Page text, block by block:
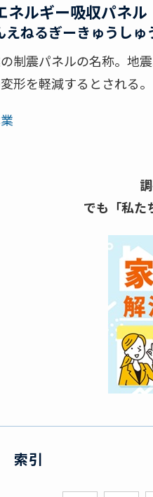
ネルギー吸収パネル
えねるぎーきゅうしゅ
制震パネルの名称。地
形を軽減するとされる。
でも「私た
索引